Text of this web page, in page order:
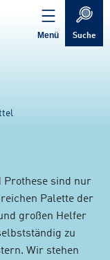
Menü Suche
Prothese sind nur
Palette der
großen Helfer
zu
Wir stehen